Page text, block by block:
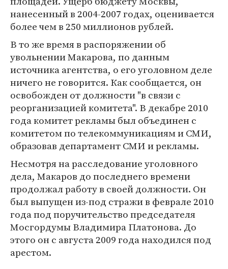
нанесенный в 2004-2007 годах, оценивается
более чем в 250 миллионов рублей.
В то же время в распоряжении об
увольнении Макарова, по данным
источника агентства, о его уголовном деле
ничего не говорится. Как сообщается, он
освобожден от должности "в связи с
реорганизацией комитета". В декабре 2010
года комитет рекламы был объединен с
комитетом по телекоммуникациям и СМИ,
образовав департамент СМИ и рекламы.
Несмотря на расследование уголовного
дела, Макаров до последнего времени
продолжал работу в своей должности. Он
был выпущен из-под стражи в феврале 2010
года под поручительство председателя
Мосгордумы Владимира Платонова. До
этого он с августа 2009 года находился под
арестом.